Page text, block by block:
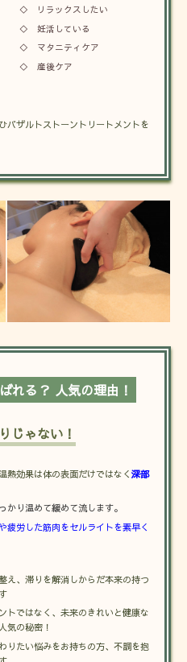
◇ リラックスしたい
◇ 妊活している
◇ マタニティケア
◇ 産後ケア
バザルトストーントリートメントを
れる？ 人気の理由！
じゃない！
熱効果は体の表面だけではなく 深部
かり温めて緩めて流します。
疲労した筋肉をセルライトを素早く
え、滞りを解消しからだ本来の持つ
トではなく、未来のきれいと健康な
気の秘密！
りたい悩みをお持ちの方、不調を抱